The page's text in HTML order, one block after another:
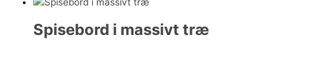
Spisebord i massivt træ